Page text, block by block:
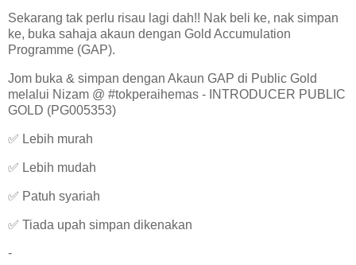
Sekarang tak perlu risau lagi dah!! Nak beli ke, nak simpan
ke, buka sahaja akaun dengan Gold Accumulation
Programme (GAP).
Jom buka & simpan dengan Akaun GAP di Public Gold
melalui Nizam @ #tokperaihemas - INTRODUCER PUBLIC
GOLD (PG005353)
✅ Lebih murah
✅ Lebih mudah
✅ Patuh syariah
✅ Tiada upah simpan dikenakan
-